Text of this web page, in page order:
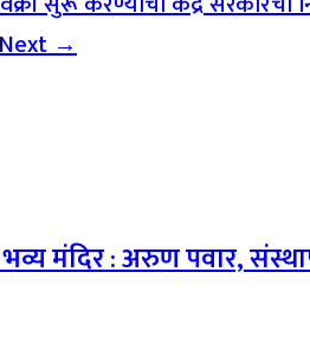
→
भव्य मंदिर : अरुण पवार,